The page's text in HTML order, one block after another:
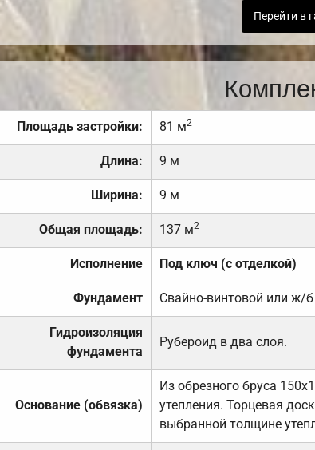
Перейти в
Площадь застройки: 81 м2
Длина: 9 м
Ширина: 9 м
Общая площадь: 137 м2
Исполнение Под ключ (с отделкой)
Фундамент Свайно-винтовой или ж/
Гидроизоляция
фундамента
Рубероид в два слоя.
Основание (обвязка)
Из обрезного бруса
утепления. Торцевая
выбранной толщине